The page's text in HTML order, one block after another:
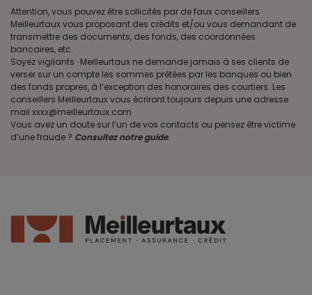
Attention, vous pouvez être sollicités par de faux conseillers
Meilleurtaux vous proposant des crédits et/ou vous demandant de
transmettre des documents, des fonds, des coordonnées
bancaires, etc.
Soyez vigilants · Meilleurtaux ne demande jamais à ses clients de
verser sur un compte les sommes prêtées par les banques ou bien
des fonds propres, à l’exception des honoraires des courtiers. Les
conseillers Meilleurtaux vous écriront toujours depuis une adresse
mail xxxx@meilleurtaux.com
Vous avez un doute sur l’un de vos contacts ou pensez être victime
d’une fraude ? Consultez notre guide.